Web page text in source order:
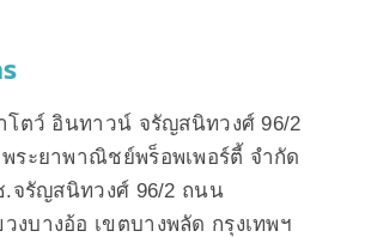
โตว์ อินทาวน์ จรัญสนิทวงศ์ 96/2
ระยาพาณิชย์พร็อพเพอร์ตี้ จำกัด
.จรัญสนิทวงศ์ 96/2 ถนน
งบางอ้อ เขตบางพลัด กรุงเทพฯ